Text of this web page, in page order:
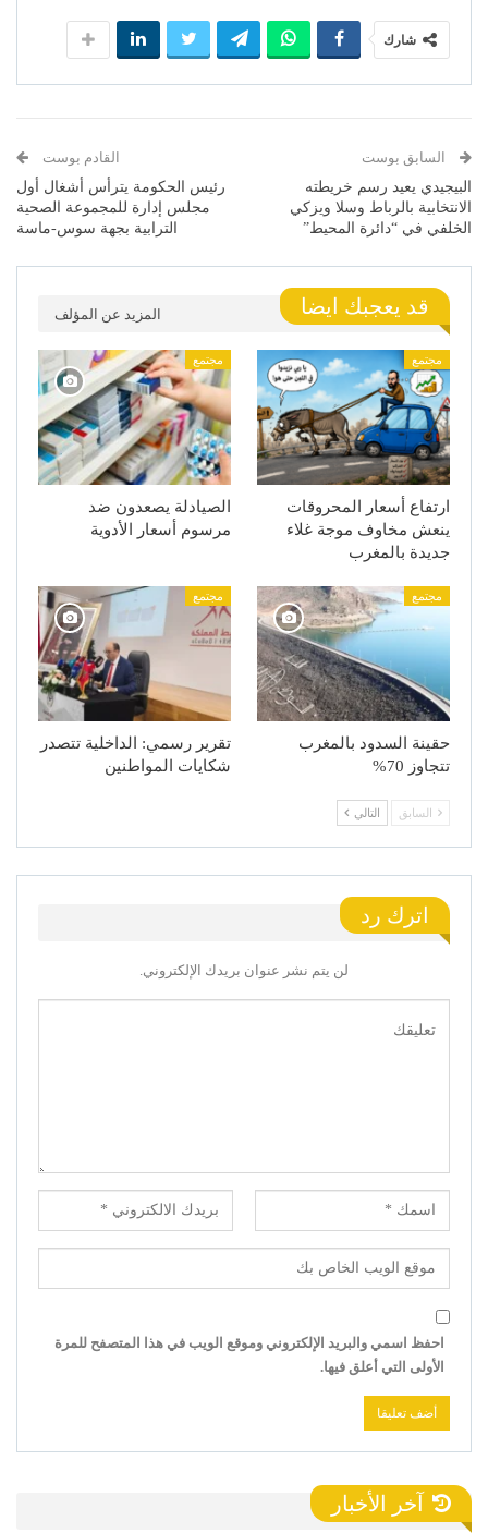
شارك
السابق بوست
البيجيدي يعيد رسم خريطته
الانتخابية بالرباط وسلا ويزكي
الخلفي في “دائرة المحيط”
القادم بوست
رئيس الحكومة يترأس أشغال أول
مجلس إدارة للمجموعة الصحية
الترابية بجهة سوس-ماسة
قد يعجبك ايضا المزيد عن المؤلف
مجتمع
ارتفاع أسعار المحروقات
ينعش مخاوف موجة غلاء
جديدة بالمغرب
مجتمع
الصيادلة يصعدون ضد
مرسوم أسعار الأدوية
مجتمع
حقينة السدود بالمغرب
تتجاوز 70%
مجتمع
تقرير رسمي: الداخلية تتصدر
شكايات المواطنين
السابق التالي
اترك رد
لن يتم نشر عنوان بريدك الإلكتروني.
احفظ اسمي والبريد الإلكتروني وموقع الويب في هذا المتصفح للمرة
الأولى التي أعلق فيها.
آخر الأخبار